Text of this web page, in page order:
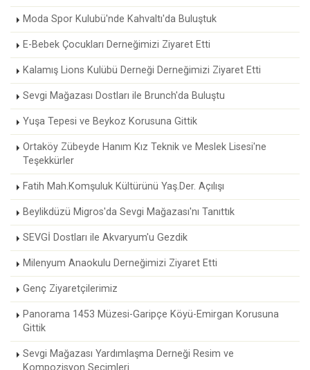
Moda Spor Kulubü'nde Kahvaltı'da Buluştuk
E-Bebek Çocukları Derneğimizi Ziyaret Etti
Kalamış Lions Kulübü Derneği Derneğimizi Ziyaret Etti
Sevgi Mağazası Dostları ile Brunch'da Buluştu
Yuşa Tepesi ve Beykoz Korusuna Gittik
Ortaköy Zübeyde Hanım Kız Teknik ve Meslek Lisesi'ne
Teşekkürler
Fatih Mah.Komşuluk Kültürünü Yaş.Der. Açılışı
Beylikdüzü Migros'da Sevgi Mağazası'nı Tanıttık
SEVGİ Dostları ile Akvaryum'u Gezdik
Milenyum Anaokulu Derneğimizi Ziyaret Etti
Genç Ziyaretçilerimiz
Panorama 1453 Müzesi-Garipçe Köyü-Emirgan Korusuna
Gittik
Sevgi Mağazası Yardımlaşma Derneği Resim ve
Kompozisyon Seçimleri